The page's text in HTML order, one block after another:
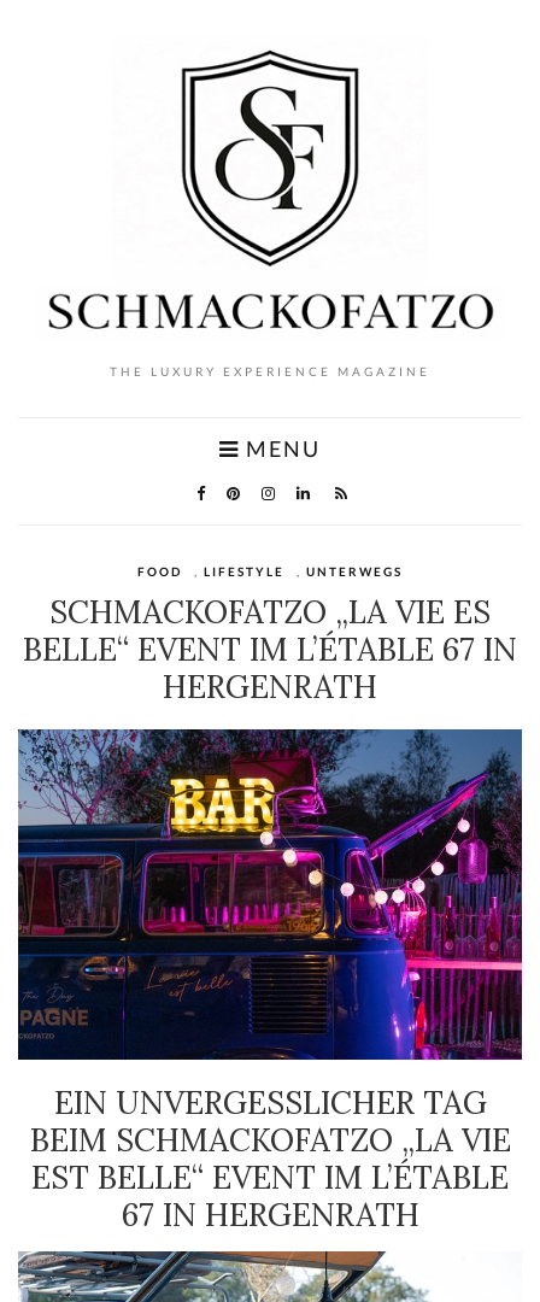
THE LUXURY EXPERIENCE MAGAZINE
MENU
FOOD LIFESTYLE UNTERWEGS
SCHMACKOFATZO „LA VIE ES
BELLE“ EVENT IM L’ÉTABLE 67 IN
HERGENRATH
EIN UNVERGESSLICHER TAG
BEIM SCHMACKOFATZO „LA VIE
EST BELLE“ EVENT IM L’ÉTABLE
67 IN HERGENRATH